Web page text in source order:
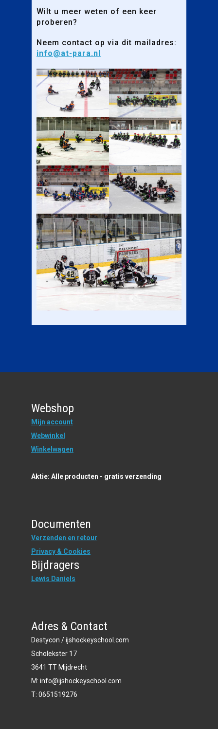
Wilt u meer weten of een keer
proberen?
Neem contact op via dit mailadres:
info@at-para.nl
Webshop
Mijn account
Webwinkel
Winkelwagen
Aktie: Alle producten - gratis verzending
Documenten
Verzenden en retour
Privacy & Cookies
Bijdragers
Lewis Daniels
Adres & Contact
Destycon / ijshockeyschool.com
Scholekster 17
3641 TT Mijdrecht
M: info@ijshockeyschool.com
T: 0651519276